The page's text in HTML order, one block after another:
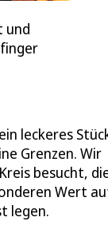
und
leckeres
Grenzen. Wir
besucht,
Wert
legen.